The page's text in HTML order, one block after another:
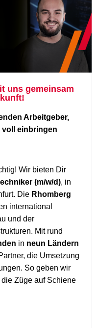
uns gemeinsam
Arbeitgeber,
voll einbringen
Wir bieten Dir
(m/w/d), in
Die Rhomberg
international
und der
Mit rund
in neun Ländern
die Umsetzung
So geben wir
Züge auf Schiene